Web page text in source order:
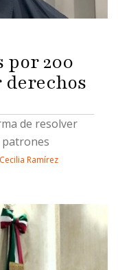
por 200
de resolver
patrones
Ramírez